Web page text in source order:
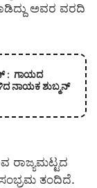
ಅವರ ವರದಿ
: ಗಾಯದ
ನಾಯಕ ಶುಬ್ಮನ್
ರಾಜ್ಯಮಟ್ಟದ
ತಂದಿದೆ.